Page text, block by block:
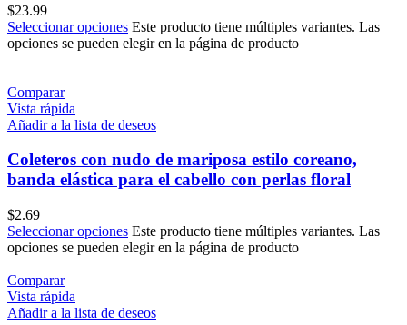
$23.99
Seleccionar opciones Este producto tiene múltiples variantes. Las
opciones se pueden elegir en la página de producto
Comparar
Vista rápida
Añadir a la lista de deseos
Coleteros con nudo de mariposa estilo coreano,
banda elástica para el cabello con perlas floral
$2.69
Seleccionar opciones Este producto tiene múltiples variantes. Las
opciones se pueden elegir en la página de producto
Comparar
Vista rápida
Añadir a la lista de deseos